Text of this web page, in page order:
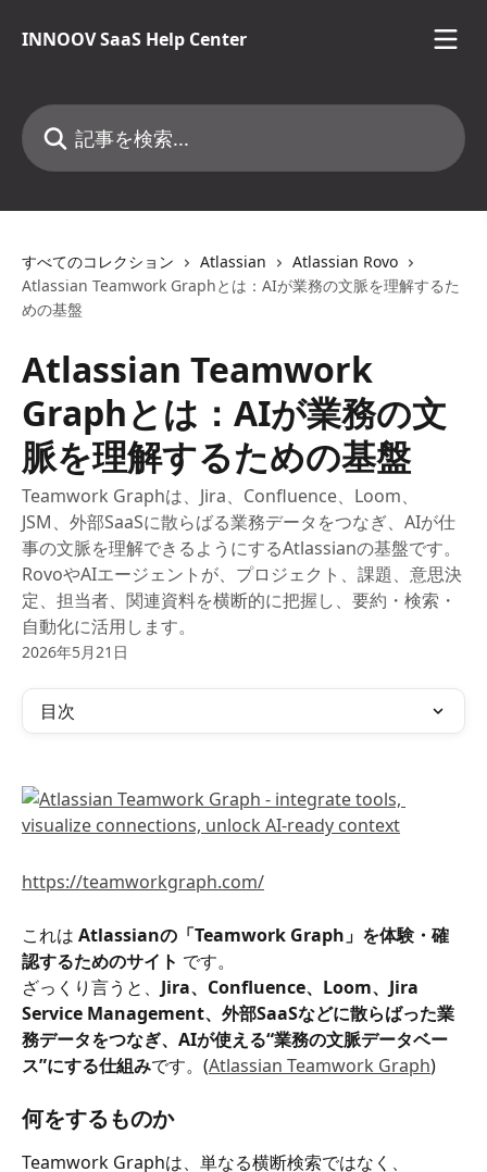
INNOOV SaaS Help Center
記事を検索...
すべてのコレクション Atlassian
Atlassian Rovo
Atlassian Teamwork Graphとは：AIが業務の文脈を理解するた
めの基盤
Atlassian Teamwork
Graphとは：AIが業務の文
脈を理解するための基盤
Teamwork Graphは、Jira、Confluence、Loom、
JSM、外部SaaSに散らばる業務データをつなぎ、AIが仕
事の文脈を理解できるようにするAtlassianの基盤です。
RovoやAIエージェントが、プロジェクト、課題、意思決
定、担当者、関連資料を横断的に把握し、要約・検索・
自動化に活用します。
2026年5月21日
目次
https://teamworkgraph.com/
これは Atlassianの「Teamwork Graph」を体験・確
認するためのサイト です。
ざっくり言うと、 Jira、Confluence、Loom、Jira
Service Management、外部SaaSなどに散らばった業
務データをつなぎ、AIが使える“業務の文脈データベー
ス”にする仕組みです。(Atlassian Teamwork Graph)
何をするものか
Teamwork Graphは、単なる横断検索ではなく、